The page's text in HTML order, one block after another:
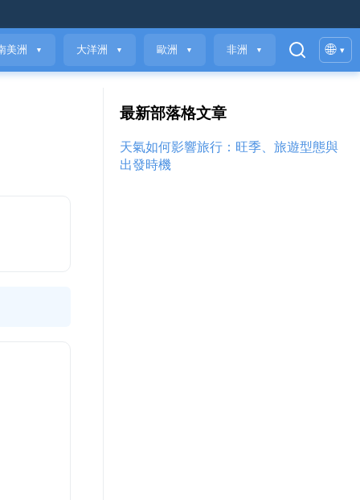
美洲 ▼ 大洋洲 ▼ 歐洲 ▼ 非洲 ▼ 🌐 ▾
最新部落格文章
天氣如何影響旅行：旺季、旅遊型態與
出發時機